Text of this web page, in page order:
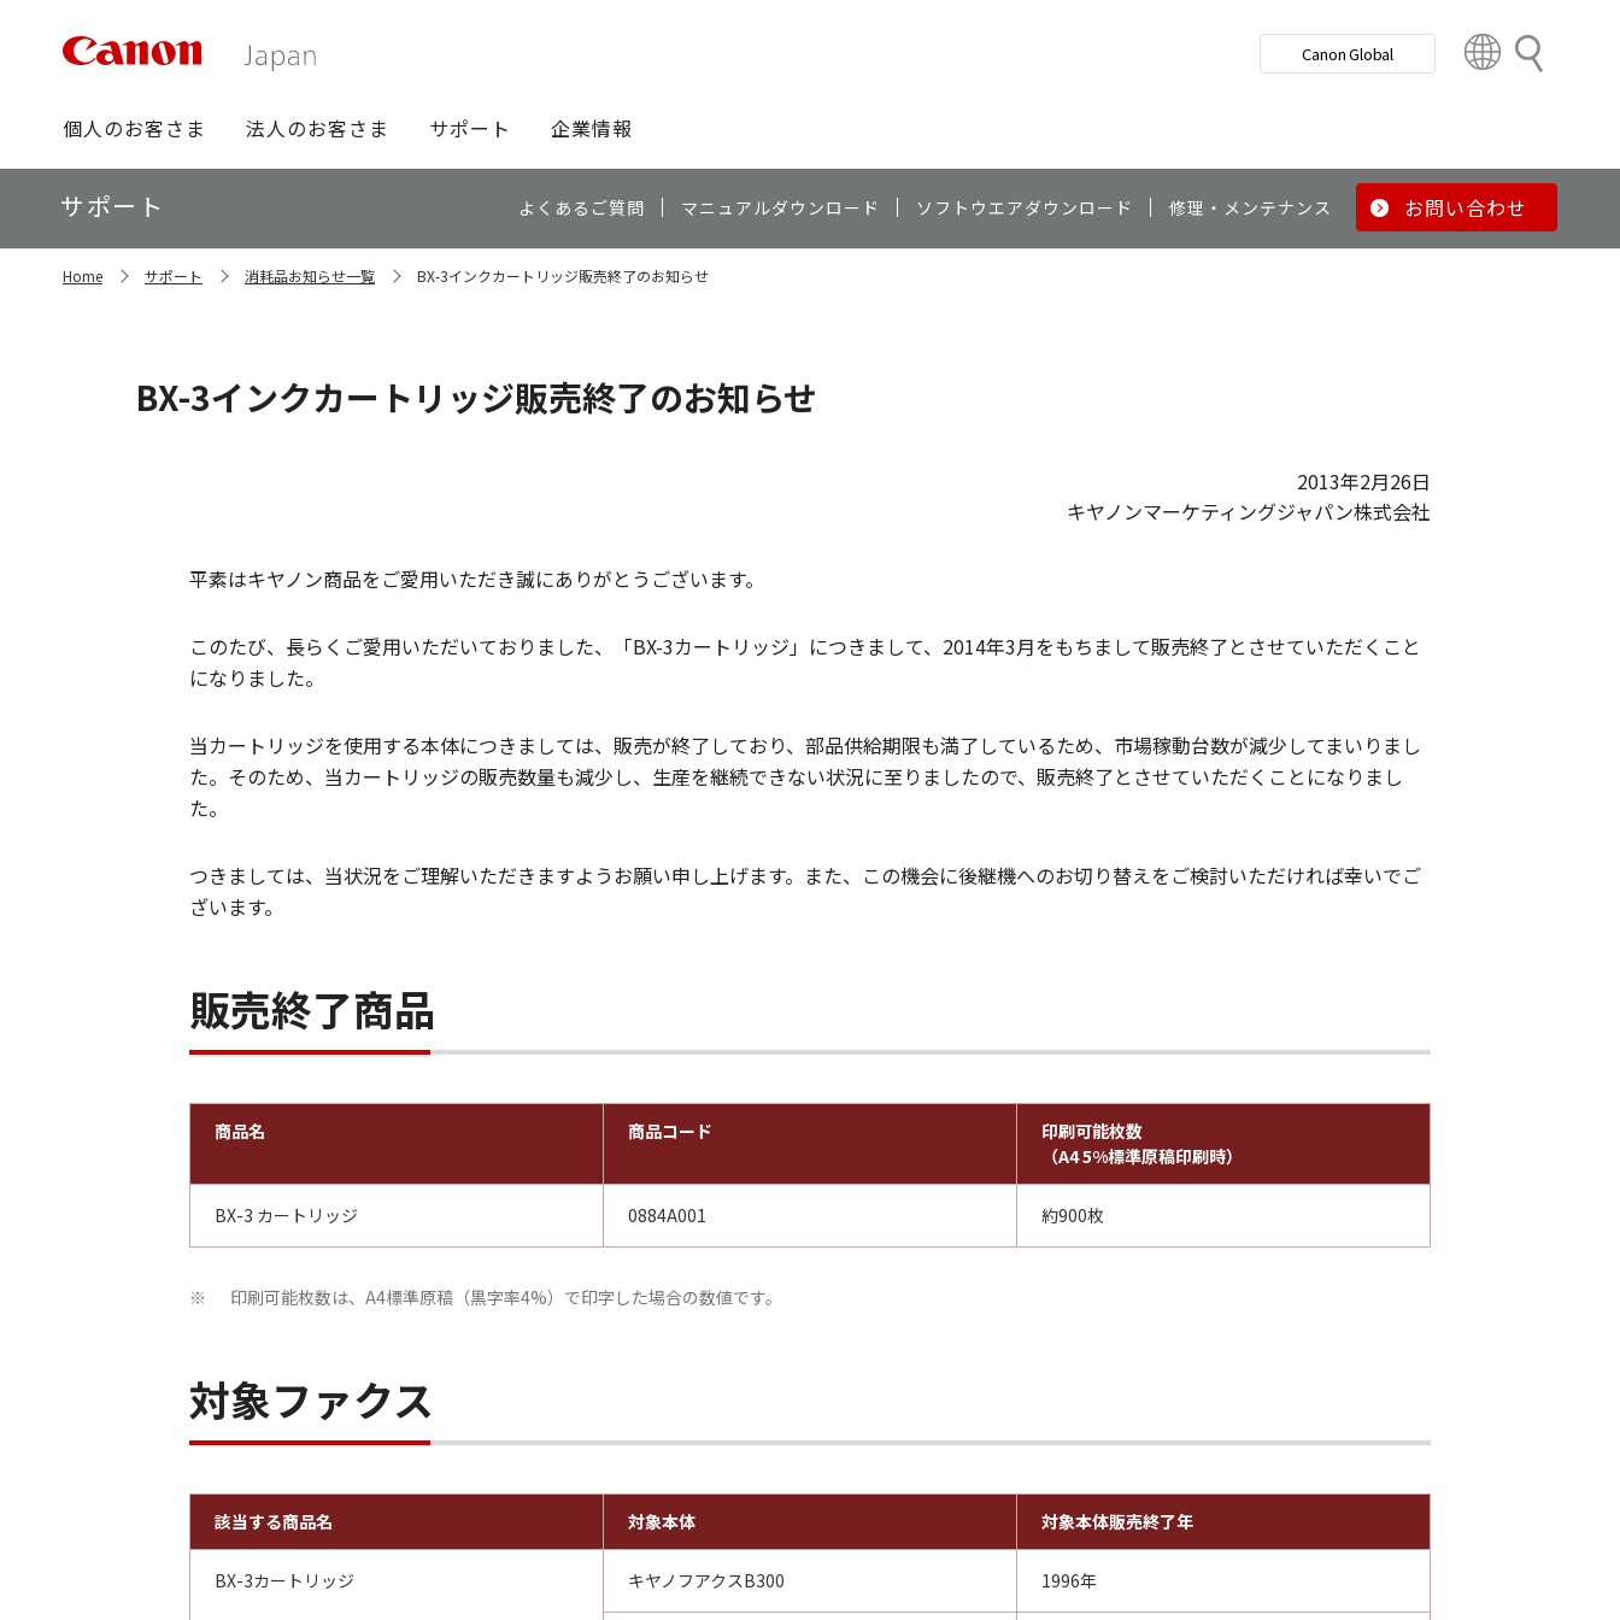
検
グ
ロ
ー
バ
ビ
個人のお客さま 法人のお客さま サポート 企業情報
Canon Global
t
y
ロ
ー
カ
ル
サポート よくあるご質問 マニュアルダウンロード ソフトウエアダウンロード 修理・メンテナンス お問い合わせ
Home サポート 消耗品お知らせ一覧 BX-3インクカートリッジ販売終了のお知らせ
BX-3インクカートリッジ販売終了のお知らせ
2013年2月26日
キヤノンマーケティングジャパン株式会社
平素はキヤノン商品をご愛用いただき誠にありがとうございます。
このたび、長らくご愛用いただいておりました、「BX-3カートリッジ」につきまして、2014年3月をもちまして販売終了とさせていただくこと
になりました。
当カートリッジを使用する本体につきましては、販売が終了しており、部品供給期限も満了しているため、市場稼動台数が減少してまいりまし
た。そのため、当カートリッジの販売数量も減少し、生産を継続できない状況に至りましたので、販売終了とさせていただくことになりまし
た。
つきましては、当状況をご理解いただきますようお願い申し上げます。また、この機会に後継機へのお切り替えをご検討いただければ幸いでご
ざいます。
販売終了商品
商品名 商品コード
印刷可能枚数
（A4 5%標準原稿印刷時）
BX-3 カートリッジ 0884A001 約900枚
※ 印刷可能枚数は、A4標準原稿（黒字率4%）で印字した場合の数値です。
対象ファクス
該当する商品名 対象本体 対象本体販売終了年
BX-3カートリッジ キヤノフアクスB300 1996年